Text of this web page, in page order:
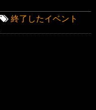
終了したイベント